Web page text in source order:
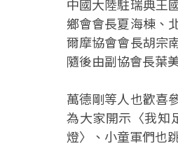
中國大陸駐瑞典王
鄉會會長夏海棟、
爾摩協會會長胡宗
隨後由副協會長葉
萬德剛等人也歡喜
為大家開示〈我知
燈〉、小童軍們也